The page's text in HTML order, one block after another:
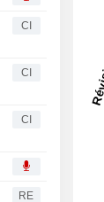
CI
CI
CI
RE